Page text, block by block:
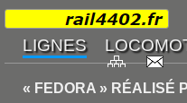
« FEDORA » RÉALISÉ